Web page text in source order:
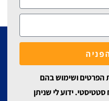
ושימוש בהם
סטטיסטי. ידוע לי שניתן